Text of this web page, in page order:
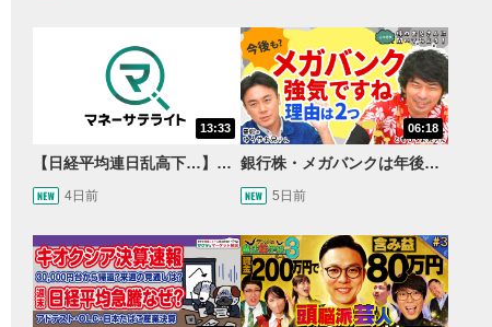
13:33
【日経平均連日乱高下…】AI株に異変⁉海外ファンド「大量売却」！AI料金値下げでNECに追い風！NTTも需給改善か＜店内信用残ランキング＞
4日前
06:18
銀行株・メガバンクは年後半も強いのか〈株のお兄さんにこっそり聞いてみよう！第2話〉
5日前